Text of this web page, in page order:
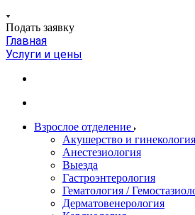
Подать заявку
Главная
Услуги и цены
Взрослое отделение
Акушерство и гинекология
Анестезиология
Выезда
Гастроэнтерология
Гематология /
Дерматовенерология